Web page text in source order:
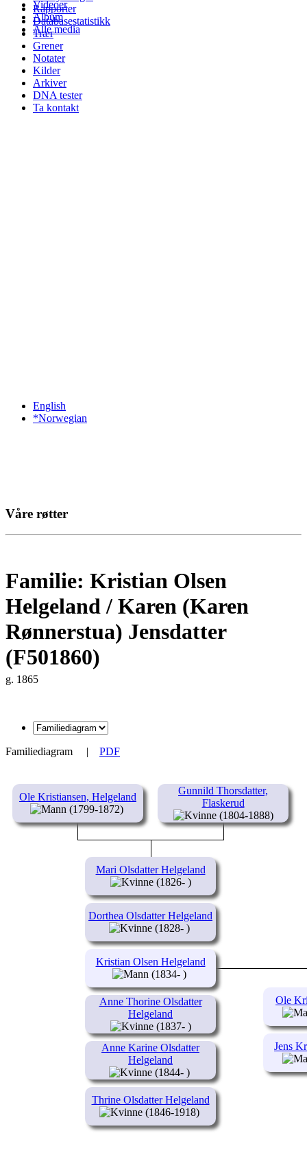
Videoer
Album
Alle media
Rapporter
Databasestatistikk
Trær
Grener
Notater
Kilder
Arkiver
DNA tester
Ta kontakt
English
*Norwegian
Våre røtter
Familie: Kristian Olsen
Helgeland / Karen (Karen
Rønnerstua) Jensdatter
(F501860)
g. 1865
Familiediagram | PDF
Ole Kristiansen, Helgeland
(1799-1872)
Gunnild Thorsdatter,
Flaskerud
(1804-1888)
Mari Olsdatter Helgeland
(1826- )
Dorthea Olsdatter Helgeland
(1828- )
Anne Thorine Olsdatter
Helgeland
(1837- )
Anne Karine Olsdatter
Helgeland
(1844- )
Thrine Olsdatter Helgeland
(1846-1918)
Kristian Olsen Helgeland
(1834- )
Ole
Jens